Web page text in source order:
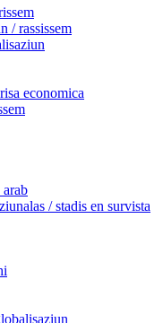
/ rassissem
economica
/ stadis en survista